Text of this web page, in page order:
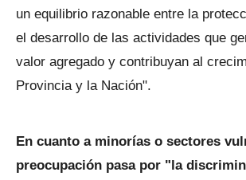
un equilibrio razonable entre la
el desarrollo de las actividades que
valor agregado y contribuyan al
Provincia y la Nación".
En cuanto a minorías o sectores
preocupación pasa por "la